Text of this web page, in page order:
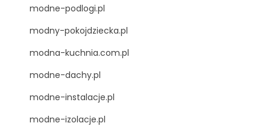
modne-podlogi.pl
modny-pokojdziecka.pl
modna-kuchnia.com.pl
modne-dachy.pl
modne-instalacje.pl
modne-izolacje.pl